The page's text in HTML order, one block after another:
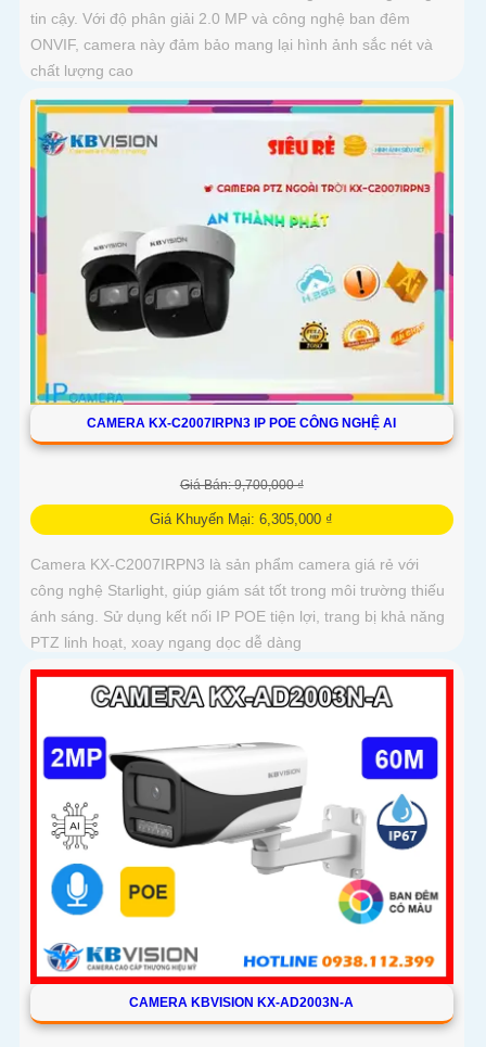
tin cậy. Với độ phân giải 2.0 MP và công nghệ ban đêm
ONVIF, camera này đảm bảo mang lại hình ảnh sắc nét và
chất lượng cao
CAMERA KX-C2007IRPN3 IP POE CÔNG NGHỆ AI
Giá Bán: 9,700,000 ₫
Giá Khuyến Mại: 6,305,000 ₫
Camera KX-C2007IRPN3 là sản phẩm camera giá rẻ với
công nghệ Starlight, giúp giám sát tốt trong môi trường thiếu
ánh sáng. Sử dụng kết nối IP POE tiện lợi, trang bị khả năng
PTZ linh hoạt, xoay ngang dọc dễ dàng
CAMERA KBVISION KX-AD2003N-A